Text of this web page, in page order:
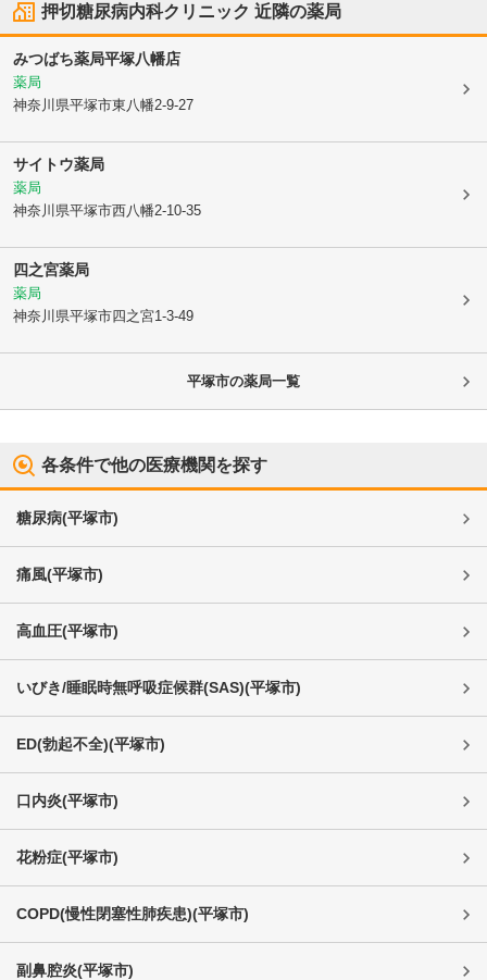
押切糖尿病内科クリニック 近隣の薬局
みつばち薬局平塚八幡店
薬局
神奈川県平塚市東八幡2-9-27
サイトウ薬局
薬局
神奈川県平塚市西八幡2-10-35
四之宮薬局
薬局
神奈川県平塚市四之宮1-3-49
平塚市の薬局一覧
各条件で他の医療機関を探す
糖尿病(平塚市)
痛風(平塚市)
高血圧(平塚市)
いびき/睡眠時無呼吸症候群(SAS)(平塚市)
ED(勃起不全)(平塚市)
口内炎(平塚市)
花粉症(平塚市)
COPD(慢性閉塞性肺疾患)(平塚市)
副鼻腔炎(平塚市)